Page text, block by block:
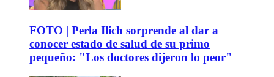
FOTO | Perla Ilich sorprende al dar a
conocer estado de salud de su primo
pequeño: "Los doctores dijeron lo peor"